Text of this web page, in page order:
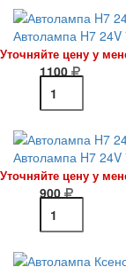
Автолампа H7
Уточняйте цену у
1100
Автолампа H7
Уточняйте цену у
900